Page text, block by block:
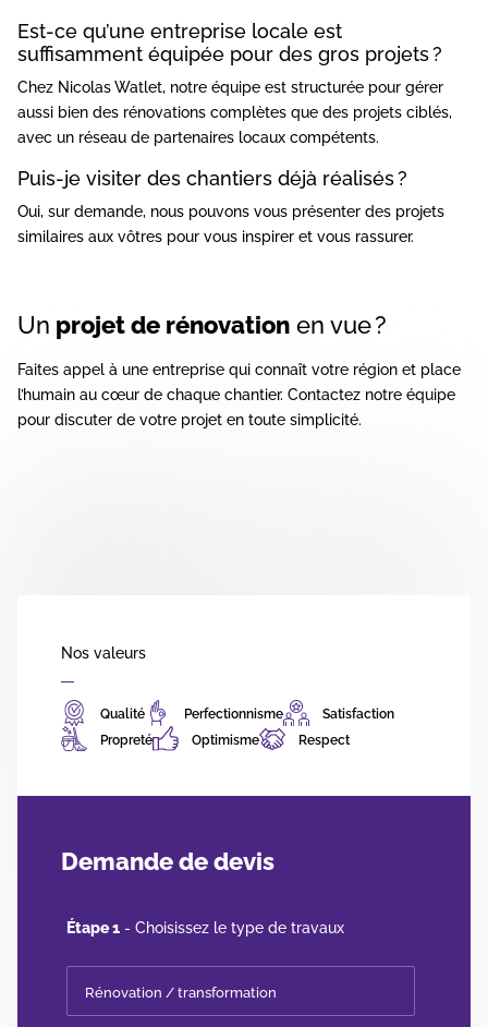
Est-ce qu’une entreprise locale est
suffisamment équipée pour des gros projets ?
Chez Nicolas Watlet, notre équipe est structurée pour gérer
aussi bien des rénovations complètes que des projets ciblés,
avec un réseau de partenaires locaux compétents.
Puis-je visiter des chantiers déjà réalisés ?
Oui, sur demande, nous pouvons vous présenter des projets
similaires aux vôtres pour vous inspirer et vous rassurer.
Un projet de rénovation en vue ?
Faites appel à une entreprise qui connaît votre région et place
l’humain au cœur de chaque chantier. Contactez notre équipe
pour discuter de votre projet en toute simplicité.
Nos valeurs
Qualité Perfectionnisme
Satisfaction
Propreté
Optimisme Respect
Demande de devis
Étape 1 - Choisissez le type de travaux
Rénovation / transformation